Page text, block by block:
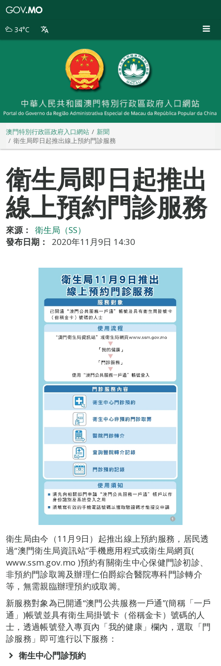
別
34°C
澳門特別行政區政府入口網站
新聞
衛生局即日起推出線上預約門診服務
衛生局即日起推出
線上預約門診服務
來源：
衛生局（SS）
發布日期：
2020年11月9日 14:30
衛生局由今（11月9日）起推出線上預約服務，居民透
過“澳門衛生局資訊站”手機應用程式或衛生局網頁(
www.ssm.gov.mo )預約有關衛生中心保健門診初診、
非預約門診取籌及辦理仁伯爵綜合醫院專科門診轉介
等，無需親臨辦理預約或取籌。
新服務對象為已開通“澳門公共服務一戶通”(簡稱「一戶
通」)帳號並具有衛生局掛號卡（俗稱金卡）號碼的人
士，透過帳號登入專頁內「我的健康」欄內，選取「門
診服務」即可進行以下服務：
衛生中心門診預約